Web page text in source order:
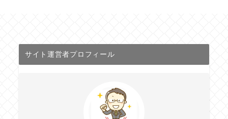
サイト運営者プロフィール